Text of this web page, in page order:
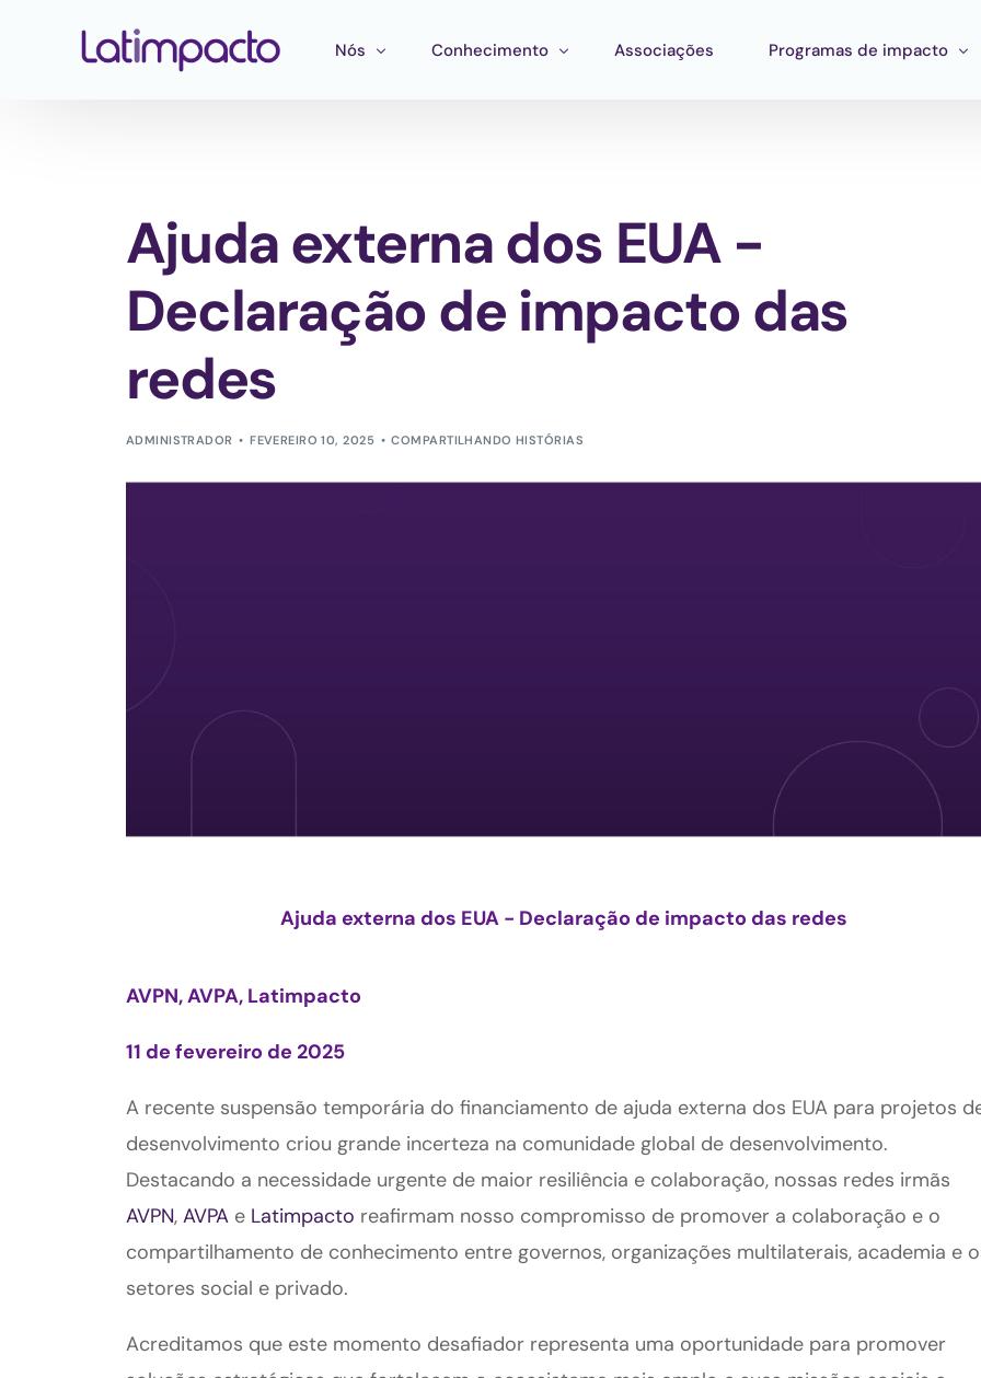
Nós
Conselho Consultivo Estratégico
Conhecimento
Mapeamento de ecossistemas
Associações Programas de impacto
Região da Prata
Ajuda externa dos EUA -
Declaração de impacto das
redes
ADMINISTRADOR FEVEREIRO 10, 2025 COMPARTILHANDO HISTÓRIAS
Ajuda externa dos EUA - Declaração de impacto das redes
AVPN, AVPA, Latimpacto
11 de fevereiro de 2025
A recente suspensão temporária do financiamento de ajuda externa dos EUA para projetos
desenvolvimento criou grande incerteza na comunidade global de desenvolvimento.
Destacando a necessidade urgente de maior resiliência e colaboração, nossas redes irmãs
AVPN, AVPAe Latimpacto reafirmam nosso compromisso de promover a colaboração e o
compartilhamento de conhecimento entre governos, organizações multilaterais, academia e
setores social e privado.
Acreditamos que este momento desafiador representa uma oportunidade para promover